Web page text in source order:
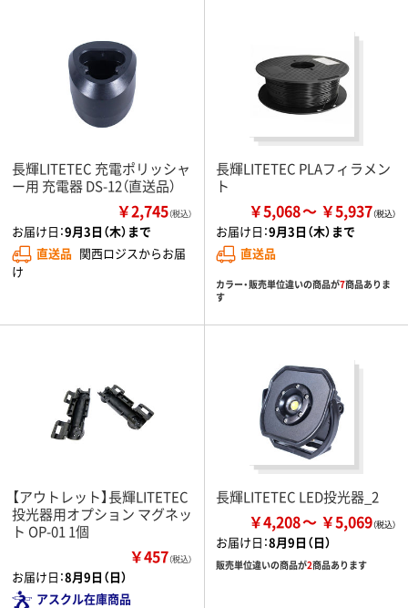
長輝LITETEC 充電ポリッシャ
ー用 充電器 DS-12（直送品）
￥2,745（税込）
お届け日：9月3日（木）まで
直送品 関西ロジスからお届
け
長輝LITETEC PLAフィラメン
ト
￥5,068 ￥5,937
お届け日：9月3日（木）まで
直送品
カラー・販売単位違いの商品が7商品ありま
す
【アウトレット】長輝LITETEC
投光器用オプション マグネッ
ト OP-01 1個
￥457（税込）
お届け日：8月9日（日）
アスクル在庫商品
長輝LITETEC LED投光器_2
￥4,208 ￥5,069
お届け日：8月9日（日）
販売単位違いの商品が2商品あります